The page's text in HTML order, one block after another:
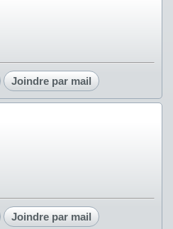
Joindre par mail
Joindre par mail